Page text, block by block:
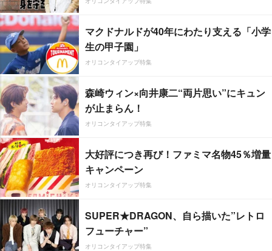
マクドナルドが40年にわたり支える「小学
生の甲子園」
オリコンタイアップ特集
森崎ウィン×向井康二“両片思い”にキュン
が止まらん！
オリコンタイアップ特集
大好評につき再び！ファミマ名物45％増量
キャンペーン
オリコンタイアップ特集
SUPER★DRAGON、自ら描いた”レトロ
フューチャー”
オリコンタイアップ特集